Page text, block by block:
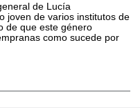
de Lucía
joven de varios institutos de
de que este género
como sucede por